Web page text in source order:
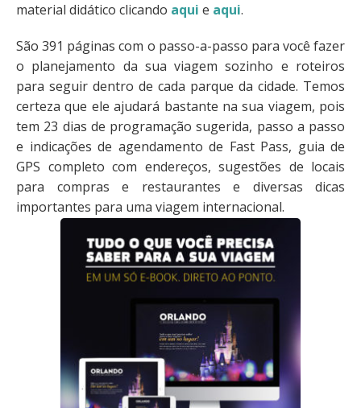
material didático clicando aqui e aqui.
São 391 páginas com o passo-a-passo para você fazer
o planejamento da sua viagem sozinho e roteiros
para seguir dentro de cada parque da cidade. Temos
certeza que ele ajudará bastante na sua viagem, pois
tem 23 dias de programação sugerida, passo a passo
e indicações de agendamento de Fast Pass, guia de
GPS completo com endereços, sugestões de locais
para compras e restaurantes e diversas dicas
importantes para uma viagem internacional.